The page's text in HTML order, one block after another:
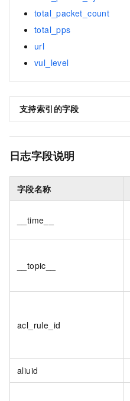
total_packet_count
total_pps
url
vul_level
支持索引的字段
日志字段说明
字段名称
__time__
__topic__
acl_rule_id
aliuid